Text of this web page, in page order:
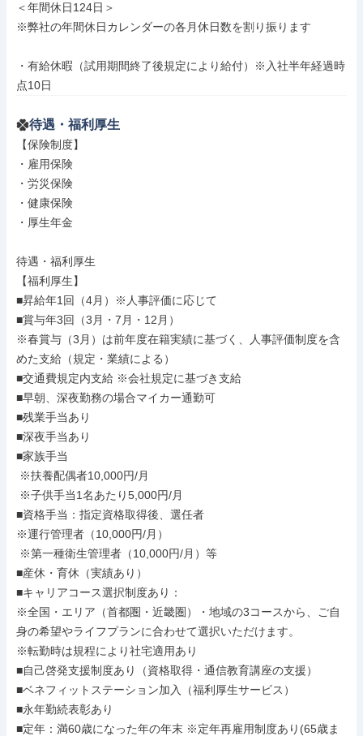
＜年間休日124日＞
※弊社の年間休日カレンダーの各月休日数を割り振ります
・有給休暇（試用期間終了後規定により給付）※入社半年経過時
点10日
待遇・福利厚生
【保険制度】
・雇用保険
・労災保険
・健康保険
・厚生年金
待遇・福利厚生
【福利厚生】
■昇給年1回（4月）※人事評価に応じて
■賞与年3回（3月・7月・12月）
※春賞与（3月）は前年度在籍実績に基づく、人事評価制度を含
めた支給（規定・業績による）
■交通費規定内支給 ※会社規定に基づき支給
■早朝、深夜勤務の場合マイカー通勤可
■残業手当あり
■深夜手当あり
■家族手当
■資格手当：指定資格取得後、選任者
※運行管理者（10,000円/月）
■産休・育休（実績あり）
■キャリアコース選択制度あり：
※全国・エリア（首都圏・近畿圏）・地域の3コースから、ご自
身の希望やライフプランに合わせて選択いただけます。
※転勤時は規程により社宅適用あり
■自己啓発支援制度あり（資格取得・通信教育講座の支援）
■ベネフィットステーション加入（福利厚生サービス）
■永年勤続表彰あり
■定年：満60歳になった年の年末 ※定年再雇用制度あり(65歳ま